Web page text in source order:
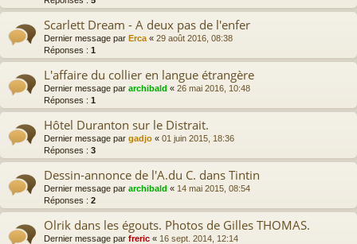
Scarlett Dream - A deux pas de l'enfer
Dernier message par Erca « 29 août 2016, 08:38
Réponses : 1
L'affaire du collier en langue étrangère
Dernier message par archibald « 26 mai 2016, 10:48
Réponses : 1
Hôtel Duranton sur le Distrait.
Dernier message par gadjo « 01 juin 2015, 18:36
Réponses : 3
Dessin-annonce de l'A.du C. dans Tintin
Dernier message par archibald « 14 mai 2015, 08:54
Réponses : 2
Olrik dans les égouts. Photos de Gilles THOMAS.
Dernier message par freric « 16 sept. 2014, 12:14